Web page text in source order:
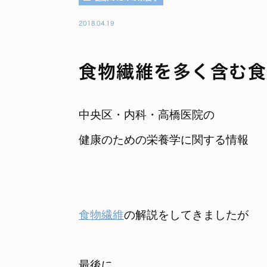
2018.04.19
食物繊維を多く含む
中央区・内科・高橋医院の
健康のための栄養学に関する情報
食物繊維